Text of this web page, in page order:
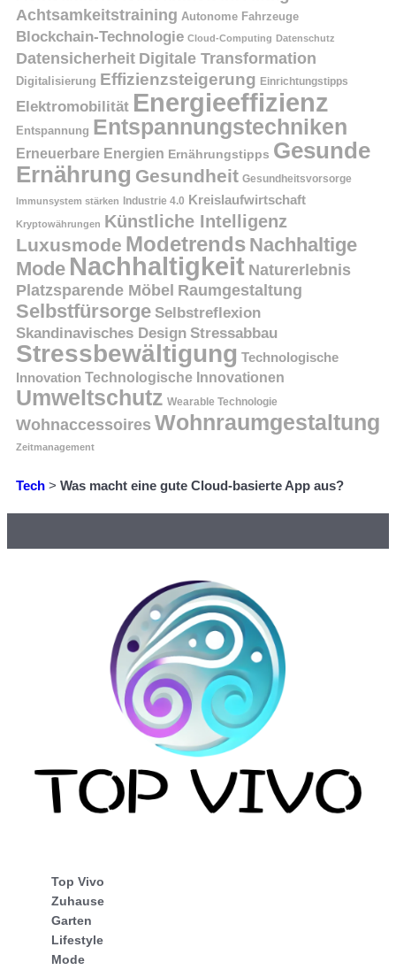
Achtsamkeitstraining Autonome Fahrzeuge
Blockchain-Technologie Cloud-Computing Datenschutz
Datensicherheit Digitale Transformation
Digitalisierung Effizienzsteigerung Einrichtungstipps
Elektromobilität Energieeffizienz
Entspannung Entspannungstechniken
Erneuerbare Energien Ernährungstipps Gesunde
Ernährung Gesundheit Gesundheitsvorsorge
Immunsystem stärken Industrie 4.0 Kreislaufwirtschaft
Kryptowährungen Künstliche Intelligenz
Luxusmode Modetrends Nachhaltige
Mode Nachhaltigkeit Naturerlebnis
Platzsparende Möbel Raumgestaltung
Selbstfürsorge Selbstreflexion
Skandinavisches Design Stressabbau
Stressbewältigung Technologische
Innovation Technologische Innovationen
Umweltschutz Wearable Technologie
Wohnaccessoires Wohnraumgestaltung
Zeitmanagement
Tech > Was macht eine gute Cloud-basierte App aus?
Top Vivo
Zuhause
Garten
Lifestyle
Mode